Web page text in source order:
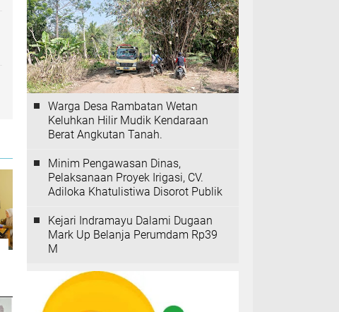
Warga Desa Rambatan Wetan
Keluhkan Hilir Mudik Kendaraan
Berat Angkutan Tanah.
Minim Pengawasan Dinas,
Pelaksanaan Proyek Irigasi, CV.
Adiloka Khatulistiwa Disorot Publik
Kejari Indramayu Dalami Dugaan
Mark Up Belanja Perumdam Rp39
M